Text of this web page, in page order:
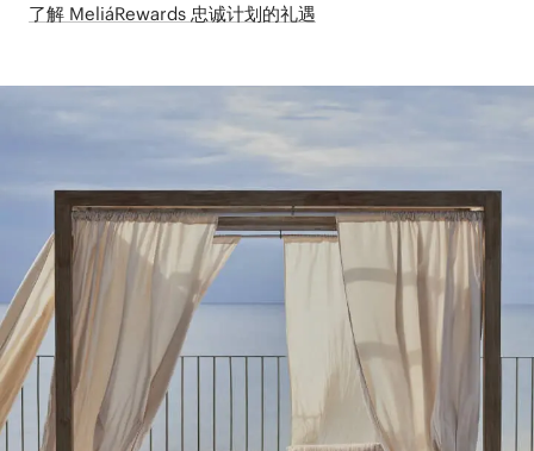
了解 MeliáRewards 忠诚计划的礼遇